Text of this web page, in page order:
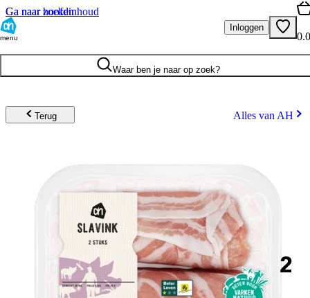
Ga naar hoofdinhoud
Ga naar zoeken
menu
Inloggen
Waar ben je naar op zoek?
Terug Alles van AH
2